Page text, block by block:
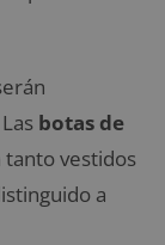
botas de
vestidos
a